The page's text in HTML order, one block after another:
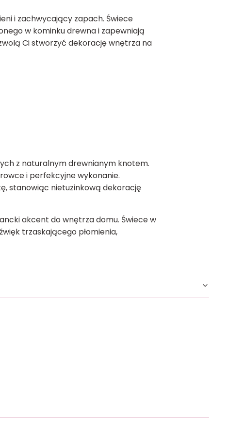
i zachwycający zapach. Świece
w kominku drewna i zapewniają
Ci stworzyć dekorację wnętrza na
z naturalnym drewnianym knotem.
i perfekcyjne wykonanie.
stanowiąc nietuzinkową dekorację
akcent do wnętrza domu. Świece w
trzaskającego płomienia,